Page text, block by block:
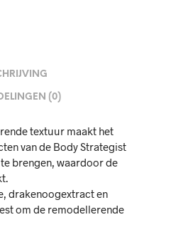
(0)
textuur maakt het
van de Body Strategist
brengen, waardoor de
drakenoogextract en
om de remodellerende